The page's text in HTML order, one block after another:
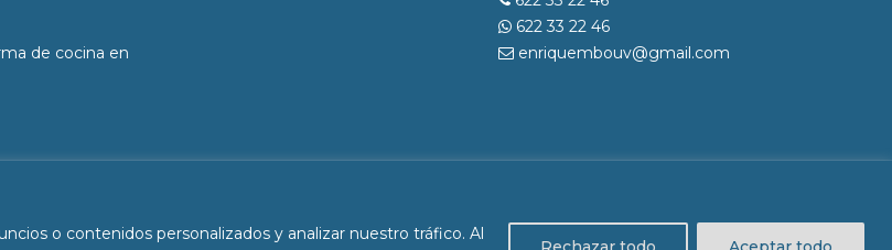
o contenidos personalizados y analizar nuestro tráfico. Al
de cocina en
622 33 22 46
enriquembouv@gmail.com